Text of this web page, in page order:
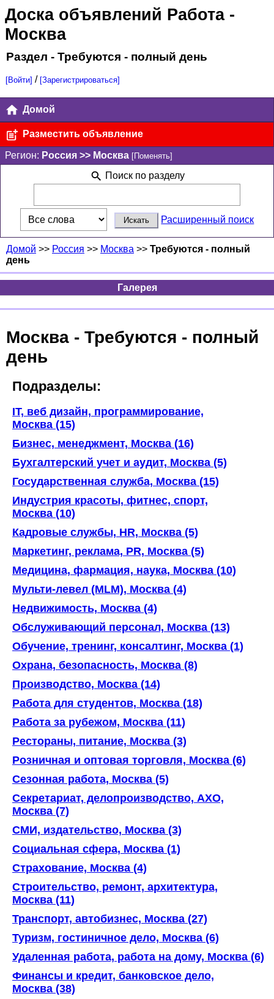
Доска объявлений Работа-
Москва
Раздел - Требуются - полный день
[Войти] / [Зарегистрироваться]
Домой
Разместить объявление
Регион: Россия >> Москва [Поменять]
Поиск по разделу
Расширенный поиск
Домой >> Россия >> Москва >> Требуются - полный
день
Галерея
Москва - Требуются - полный
день
Подразделы:
IT, веб дизайн, программирование,
Москва (15)
Бизнес, менеджмент, Москва (16)
Бухгалтерский учет и аудит, Москва (5)
Государственная служба, Москва (15)
Индустрия красоты, фитнес, спорт,
Москва (10)
Кадровые службы, HR, Москва (5)
Маркетинг, реклама, PR, Москва (5)
Медицина, фармация, наука, Москва (10)
Мульти-левел (MLM), Москва (4)
Недвижимость, Москва (4)
Обслуживающий персонал, Москва (13)
Обучение, тренинг, консалтинг, Москва (1)
Охрана, безопасность, Москва (8)
Производство, Москва (14)
Работа для студентов, Москва (18)
Работа за рубежом, Москва (11)
Рестораны, питание, Москва (3)
Розничная и оптовая торговля, Москва (6)
Сезонная работа, Москва (5)
Секретариат, делопроизводство, АХО,
Москва (7)
СМИ, издательство, Москва (3)
Социальная сфера, Москва (1)
Страхование, Москва (4)
Строительство, ремонт, архитектура,
Москва (11)
Транспорт, автобизнес, Москва (27)
Туризм, гостиничное дело, Москва (6)
Удаленная работа, работа на дому, Москва (6)
Финансы и кредит, банковское дело,
Москва (38)